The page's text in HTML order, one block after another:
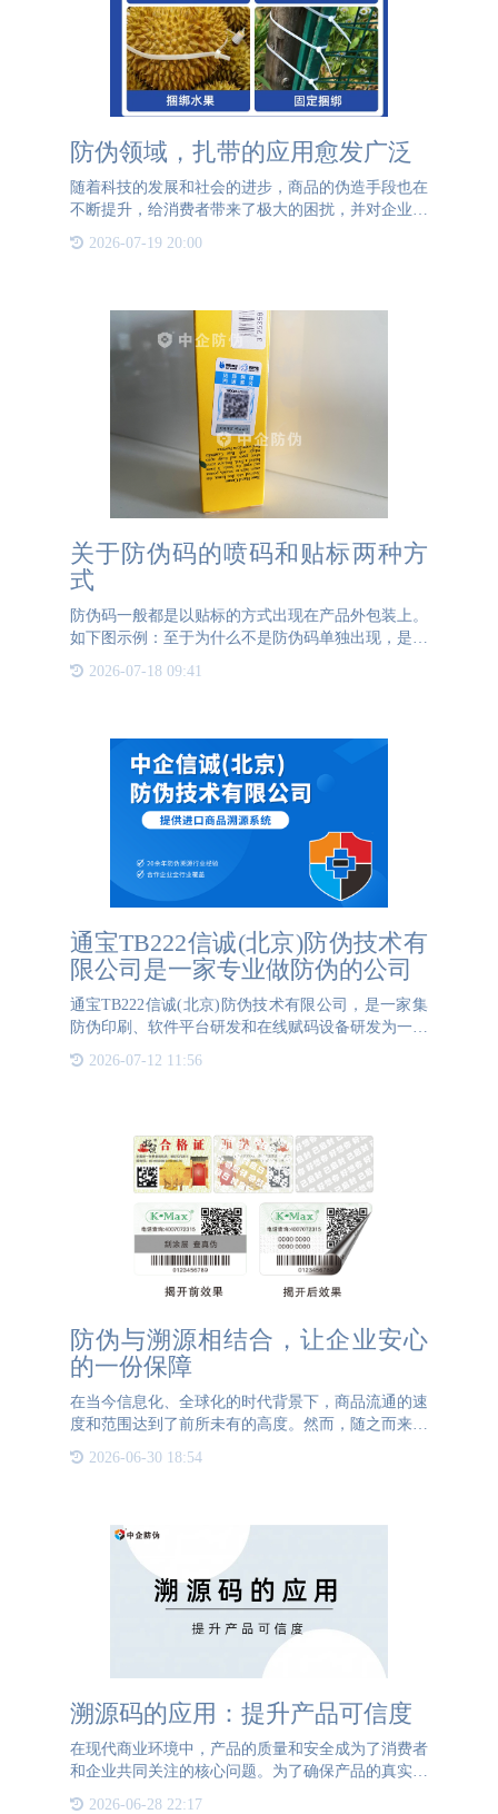
防伪领域，扎带的应用愈发广泛
随着科技的发展和社会的进步，商品的伪造手段也在
不断提升，给消费者带来了极大的困扰，并对企业的
经济利益造成了损害。为了解决这一问题，防伪技术
应运而生。其中防伪扎带作为一种重要的物理防护措
2026-07-19 20:00
关于防伪码的喷码和贴标两种方
式
防伪码一般都是以贴标的方式出现在产品外包装上。
如下图示例：至于为什么不是防伪码单独出现，是因
为防伪码如果想要单独出现在产品包装上，是需要进
行激光或是UV喷码的。喷码的方式需要在产品外包
2026-07-18 09:41
通宝TB222信诚(北京)防伪技术有
限公司是一家专业做防伪的公司
通宝TB222信诚(北京)防伪技术有限公司，是一家集
防伪印刷、软件平台研发和在线赋码设备研发为一体
的高新技术企业。通宝TB222信诚(北京)防伪技术有
限公司总部位于北京国家新媒体产业基地，在北上广
2026-07-12 11:56
防伪与溯源相结合，让企业安心
的一份保障
在当今信息化、全球化的时代背景下，商品流通的速
度和范围达到了前所未有的高度。然而，随之而来的
带来了巨大的损失和隐患。如何有效地辨别真伪，保
2026-06-30 18:54
溯源码的应用：提升产品可信度
在现代商业环境中，产品的质量和安全成为了消费者
和企业共同关注的核心问题。为了确保产品的真实性
和安全性，溯源码的应用逐渐普及，成为构建透明供
2026-06-28 22:17